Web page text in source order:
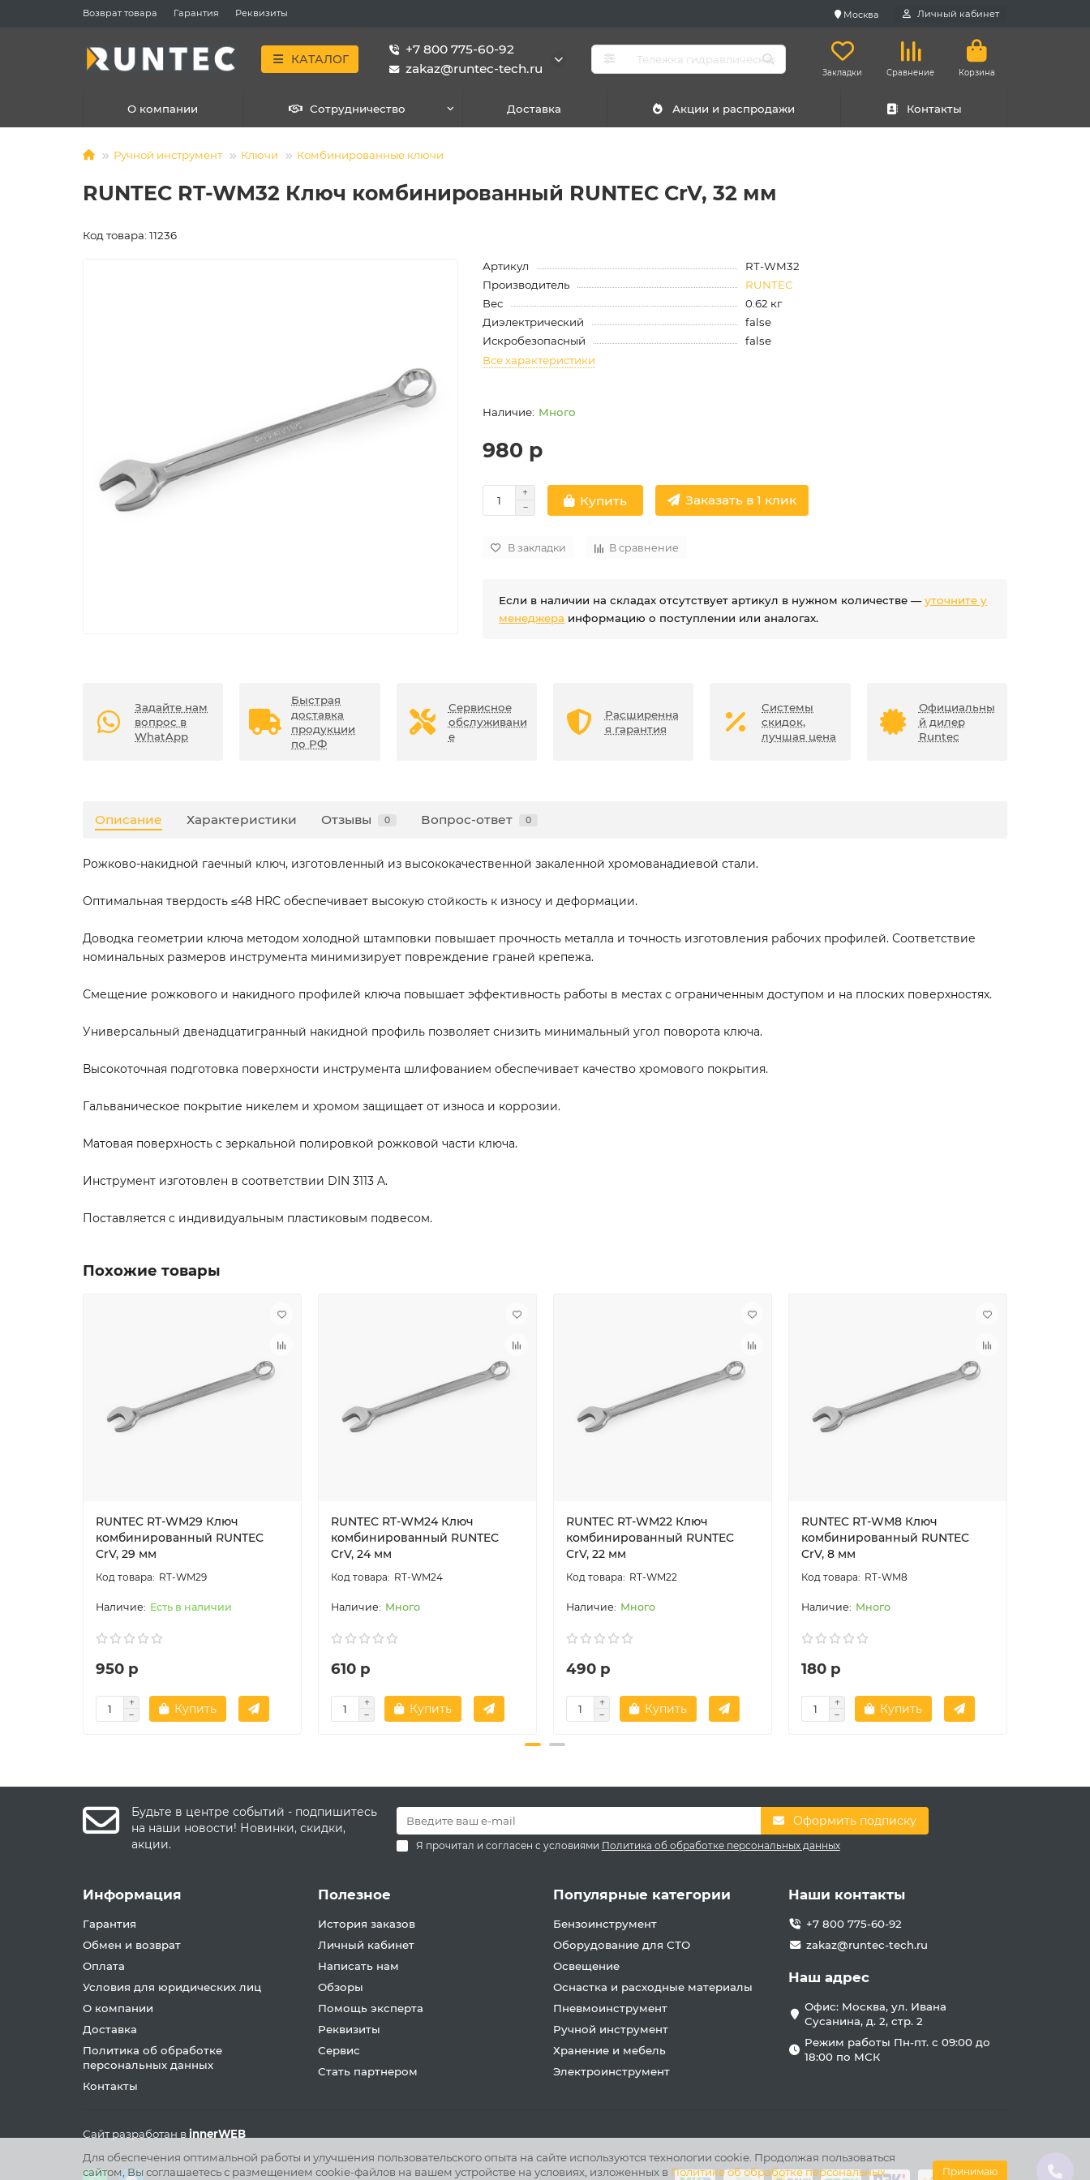
Возврат товара Гарантия Реквизиты Москва Личный кабинет
КАТАЛОГ
+7 800 775-60-92
zakaz@runtec-tech.ru
Закладки Сравнение Корзина
О компании Сотрудничество Доставка Акции и распродажи Контакты
Ручной инструмент Ключи Комбинированные ключи
RUNTEC RT-WM32 Ключ комбинированный RUNTEC CrV, 32 мм
Код товара: 11236
Артикул
RT-WM32
Производитель
RUNTEC
Вес
0.62 кг
Диэлектрический
false
Искробезопасный
false
Все характеристики
Много
980 р
Купить Заказать в 1 клик
В закладки В сравнение
Если в наличии на складах отсутствует артикул в нужном количестве —уточните у
менеджера информацию о поступлении или аналогах.
Задайте нам
вопрос в
WhatApp
Быстрая
доставка
продукции
по РФ
Сервисное
обслуживани
е
Расширенна
я гарантия
Системы
скидок,
лучшая цена
Официальны
й дилер
Runtec
Описание Характеристики Отзывы 0 Вопрос-ответ 0
Рожково-накидной гаечный ключ, изготовленный из высококачественной закаленной хромованадиевой стали.
Оптимальная твердость ≤48 HRC обеспечивает высокую стойкость к износу и деформации.
Доводка геометрии ключа методом холодной штамповки повышает прочность металла и точность изготовления рабочих профилей. Соответствие
номинальных размеров инструмента минимизирует повреждение граней крепежа.
Смещение рожкового и накидного профилей ключа повышает эффективность работы в местах с ограниченным доступом и на плоских поверхностях.
Универсальный двенадцатигранный накидной профиль позволяет снизить минимальный угол поворота ключа.
Высокоточная подготовка поверхности инструмента шлифованием обеспечивает качество хромового покрытия.
Гальваническое покрытие никелем и хромом защищает от износа и коррозии.
Матовая поверхность с зеркальной полировкой рожковой части ключа.
Инструмент изготовлен в соответствии DIN 3113 A.
Поставляется с индивидуальным пластиковым подвесом.
Похожие товары
RUNTEC RT-WM29 Ключ
комбинированный RUNTEC
CrV, 29 мм
RT-WM29
Есть в наличии
950 р
Купить
RUNTEC RT-WM24 Ключ
комбинированный RUNTEC
CrV, 24 мм
RT-WM24
Много
610 р
Купить
RUNTEC RT-WM22 Ключ
комбинированный RUNTEC
CrV, 22 мм
RT-WM22
Много
490 р
Купить
RUNTEC RT-WM8 Ключ
комбинированный RUNTEC
CrV, 8 мм
RT-WM8
Много
180 р
Купить
Для обеспечения оптимальной работы и улучшения пользовательского опыта на сайте используются технологии cookie. Продолжая пользоваться
сайтом, Вы соглашаетесь с размещением cookie-файлов на вашем устройстве на условиях, изложенных в Политике об обработке персональных Принимаю
Будьте в центре событий - подпишитесь
на наши новости! Новинки, скидки,
акции.
Оформить подписку
Я прочитал и согласен с условиями Политика об обработке персональных данных
Информация
Гарантия
Обмен и возврат
Оплата
Условия для юридических лиц
О компании
Доставка
Политика об обработке
персональных данных
Контакты
Полезное
История заказов
Личный кабинет
Написать нам
Обзоры
Помощь эксперта
Реквизиты
Сервис
Стать партнером
Популярные категории
Бензоинструмент
Оборудование для СТО
Освещение
Оснастка и расходные материалы
Пневмоинструмент
Ручной инструмент
Хранение и мебель
Электроинструмент
Наши контакты
+7 800 775-60-92
zakaz@runtec-tech.ru
Наш адрес
Офис: Москва, ул. Ивана
Сусанина, д. 2, стр. 2
Режим работы Пн-пт. с 09:00 до
18:00 по МСК
Сайт разработан вinnerWEB